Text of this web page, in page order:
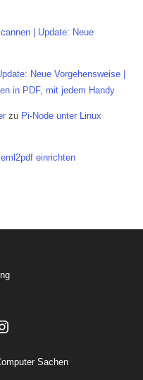
| Update: Neue
Neue Vorgehensweise |
in PDF, mit jedem Handy
zu Pi-Node unter Linux
einrichten
Sachen